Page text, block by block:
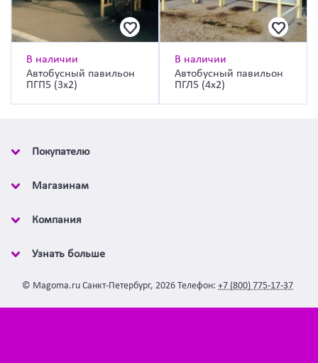
В наличии
Автобусный павильон
ПГП5 (3х2)
В наличии
Автобусный павильон
ПГЛ5 (4х2)
Покупателю
Магазинам
Компания
Узнать больше
© Magoma.ru Санкт-Петербург, 2026 Телефон: +7 (800) 775-17-37